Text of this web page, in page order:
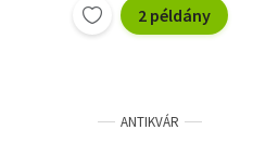
2 példány
ANTIKVÁR